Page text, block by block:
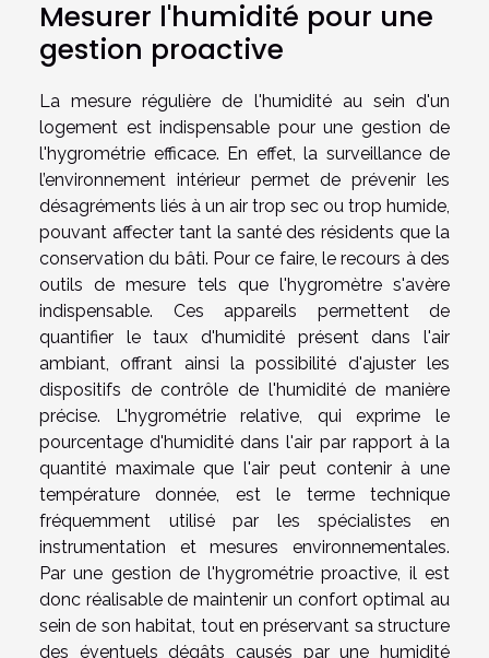
Mesurer l'humidité pour une
gestion proactive
La mesure régulière de l'humidité au sein d'un
logement est indispensable pour une gestion de
l'hygrométrie efficace. En effet, la surveillance de
l’environnement intérieur permet de prévenir les
désagréments liés à un air trop sec ou trop humide,
pouvant affecter tant la santé des résidents que la
conservation du bâti. Pour ce faire, le recours à des
outils de mesure tels que l'hygromètre s'avère
indispensable. Ces appareils permettent de
quantifier le taux d'humidité présent dans l'air
ambiant, offrant ainsi la possibilité d'ajuster les
dispositifs de contrôle de l'humidité de manière
précise. L'hygrométrie relative, qui exprime le
pourcentage d'humidité dans l'air par rapport à la
quantité maximale que l'air peut contenir à une
température donnée, est le terme technique
fréquemment utilisé par les spécialistes en
instrumentation et mesures environnementales.
Par une gestion de l'hygrométrie proactive, il est
donc réalisable de maintenir un confort optimal au
sein de son habitat, tout en préservant sa structure
des éventuels dégâts causés par une humidité